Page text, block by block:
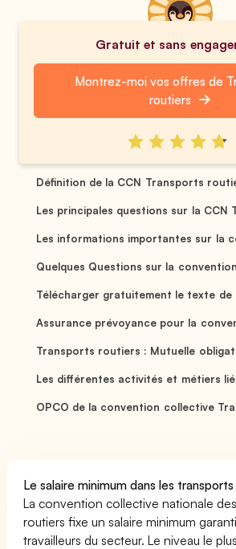
Gratuit et sans
Montrez-moi vos offres de
routiers
Définition de la CCN Transports
Les principales questions sur la CCN
Les informations importantes sur la
Quelques Questions sur la
Télécharger gratuitement le texte de
Assurance prévoyance pour la
Transports routiers : Mutuelle
Les différentes activités et métiers
OPCO de la convention collective
Le salaire minimum dans les
La convention collective nationale
routiers fixe un salaire minimum
travailleurs du secteur. Le niveau le